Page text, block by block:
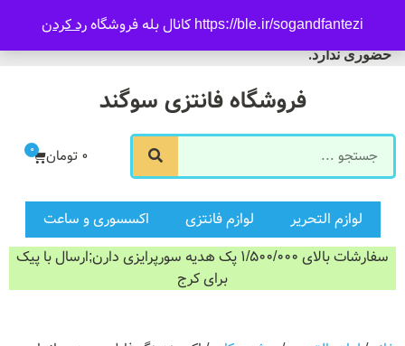
https://ble.ir/sogandfantezi کانال بله فروشگاه رد کردن
فروشگاه سوگند فروش
حضوری ندارد.
ورود/ثبت نام
فروشگاه فانتزی سوگند
0 تومان 0
لوازم التحریر لوازم فانتزی
اکسسوری و ساعت
سفارشات بالای 1/500/000 پک هدیه سورپرایزی دارن;ارسال با پیک
برای کرج